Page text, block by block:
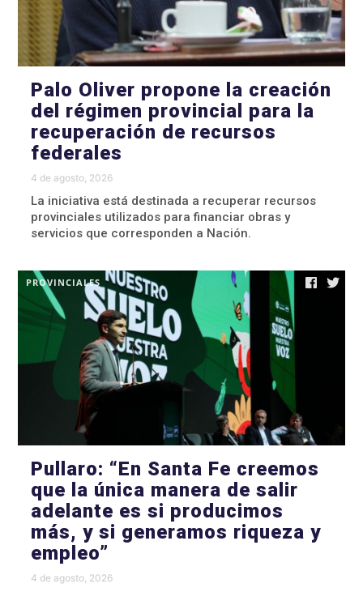
Palo Oliver propone la creación
del régimen provincial para la
recuperación de recursos
federales
4 de agosto, 2026
La iniciativa está destinada a recuperar recursos
provinciales utilizados para financiar obras y
servicios que corresponden a Nación.
PROVINCIALES
Pullaro: “En Santa Fe creemos
que la única manera de salir
adelante es si producimos
más, y si generamos riqueza y
empleo”
4 de agosto, 2026